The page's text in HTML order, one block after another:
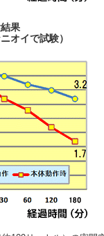
果
オイで試験）